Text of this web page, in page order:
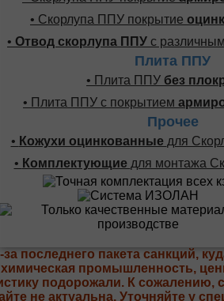
• Скорлупа ППУ покрытие
• Отвод скорлупа ППУ с
Плита ППУ
• Плита ППУ без
• Плита ППУ с покрытием
Прочее
• Кожухи оцинкованные для
• Комплектующие для монтажа
за последнего пакета санкций,
химическая промышленность,
подорожали. К сожалению,
не актуальна. Уточняйте у